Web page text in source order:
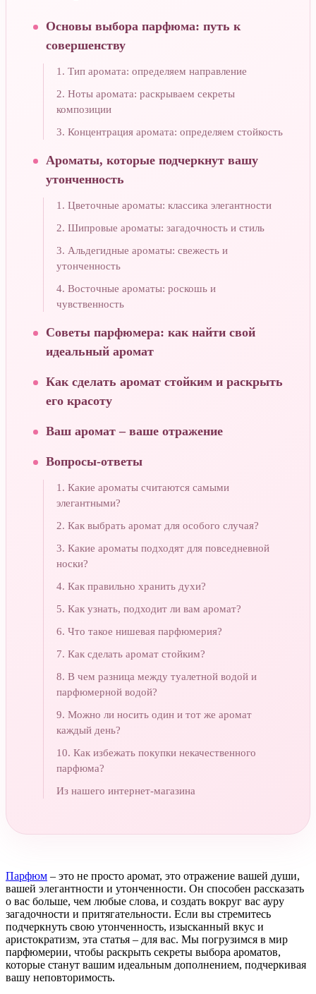
Основы выбора парфюма: путь к
совершенству
1. Тип аромата: определяем направление
2. Ноты аромата: раскрываем секреты
композиции
3. Концентрация аромата: определяем стойкость
Ароматы, которые подчеркнут вашу
утонченность
1. Цветочные ароматы: классика элегантности
2. Шипровые ароматы: загадочность и стиль
3. Альдегидные ароматы: свежесть и
утонченность
4. Восточные ароматы: роскошь и
чувственность
Советы парфюмера: как найти свой
идеальный аромат
Как сделать аромат стойким и раскрыть
его красоту
Ваш аромат – ваше отражение
Вопросы-ответы
1. Какие ароматы считаются самыми
элегантными?
2. Как выбрать аромат для особого случая?
3. Какие ароматы подходят для повседневной
носки?
4. Как правильно хранить духи?
5. Как узнать, подходит ли вам аромат?
6. Что такое нишевая парфюмерия?
7. Как сделать аромат стойким?
8. В чем разница между туалетной водой и
парфюмерной водой?
9. Можно ли носить один и тот же аромат
каждый день?
10. Как избежать покупки некачественного
парфюма?
Из нашего интернет-магазина
Парфюм – это не просто аромат, это отражение вашей души,
вашей элегантности и утонченности. Он способен рассказать
о вас больше, чем любые слова, и создать вокруг вас ауру
загадочности и притягательности. Если вы стремитесь
подчеркнуть свою утонченность, изысканный вкус и
аристократизм, эта статья – для вас. Мы погрузимся в мир
парфюмерии, чтобы раскрыть секреты выбора ароматов,
которые станут вашим идеальным дополнением, подчеркивая
вашу неповторимость.